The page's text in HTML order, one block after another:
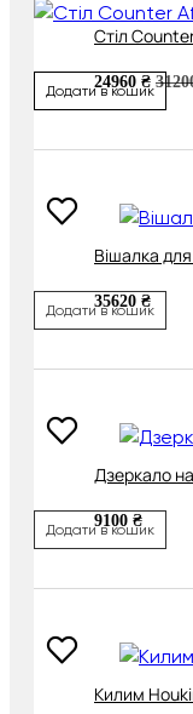
Cтіл
24960 ₴
Додати в кошик
Вішалка
35620 ₴
Додати в кошик
Дзеркало
9100 ₴
Додати в кошик
Килим